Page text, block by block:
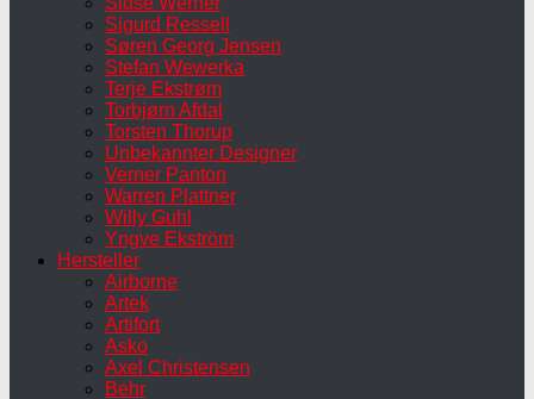
Sigurd Ressell
Søren Georg Jensen
Stefan Wewerka
Terje Ekstrøm
Torbjørn Afdal
Torsten Thorup
Unbekannter Designer
Verner Panton
Warren Plattner
Willy Guhl
Yngve Ekström
Hersteller
Airborne
Artek
Artifort
Asko
Axel Christensen
Behr